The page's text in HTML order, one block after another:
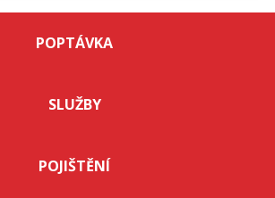
POPTÁVKA
SLUŽBY
POJIŠTĚNÍ